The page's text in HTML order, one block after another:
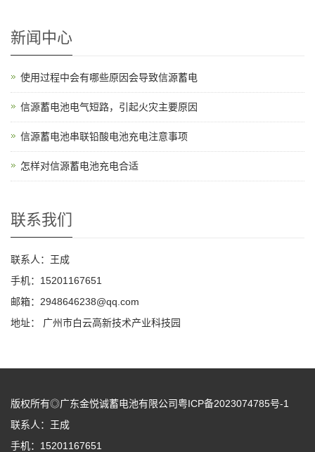
新闻中心
使用过程中会有哪些原因会导致信源蓄电
信源蓄电池电气短路，引起火灾主要原因
信源蓄电池串联铅酸电池充电注意事项
怎样对信源蓄电池充电合适
联系我们
联系人：王成
手机：15201167651
邮箱：2948646238@qq.com
地址： 广州市白云高新技术产业科技园
版权所有◎广东金悦诚蓄电池有限公司粤ICP备2023074785号-1
联系人：王成
手机：15201167651